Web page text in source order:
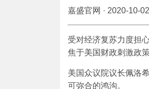
嘉盛官网 · 2020-10-
受对经济复苏力度担
焦于美国财政刺激政
美国众议院议长佩洛
可弥合的鸿沟。